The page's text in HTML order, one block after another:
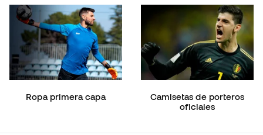
Ropa primera capa
Camisetas de porteros
oficiales